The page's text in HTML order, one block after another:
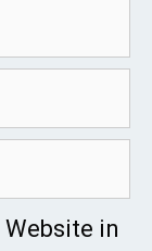
Website in